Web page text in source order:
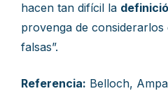
hacen tan difícil la
provenga de considerarlos
falsas”.
Referencia: Belloch,